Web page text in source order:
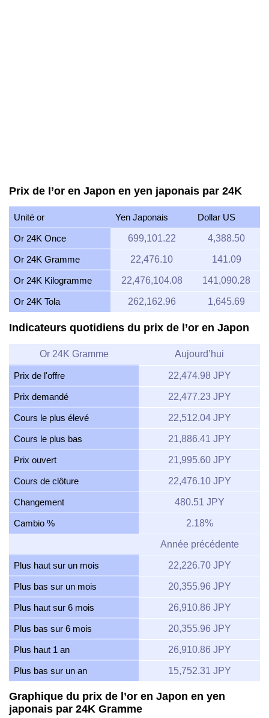
Prix de l’or en Japon en yen japonais par 24K
Unité or Yen Japonais Dollar US
Or 24K Once 699,101.22 4,388.50
Or 24K Gramme 22,476.10 141.09
Or 24K Kilogramme 22,476,104.08 141,090.28
Or 24K Tola 262,162.96 1,645.69
Indicateurs quotidiens du prix de l’or en Japon
Or 24K Gramme Aujourd’hui
Prix de l'offre 22,474.98 JPY
Prix demandé 22,477.23 JPY
Cours le plus élevé 22,512.04 JPY
Cours le plus bas 21,886.41 JPY
Prix ouvert 21,995.60 JPY
Cours de clôture 22,476.10 JPY
Changement 480.51 JPY
Cambio % 2.18%
Année précédente
Plus haut sur un mois 22,226.70 JPY
Plus bas sur un mois 20,355.96 JPY
Plus haut sur 6 mois 26,910.86 JPY
Plus bas sur 6 mois 20,355.96 JPY
Plus haut 1 an 26,910.86 JPY
Plus bas sur un an 15,752.31 JPY
Graphique du prix de l’or en Japon en yen
japonais par 24K Gramme